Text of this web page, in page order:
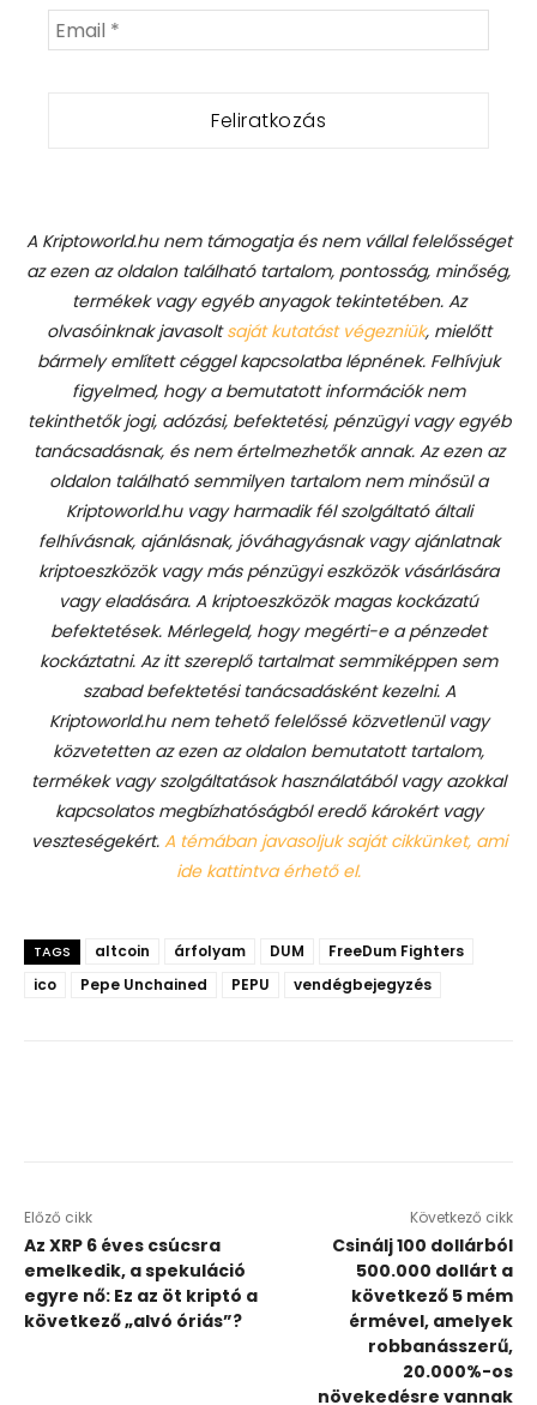
A Kriptoworld.hu nem támogatja és nem vállal felelősséget
az ezen az oldalon található tartalom, pontosság, minőség,
termékek vagy egyéb anyagok tekintetében. Az
olvasóinknak javasoltsaját kutatást végezniük, mielőtt
bármely említett céggel kapcsolatba lépnének. Felhívjuk
figyelmed, hogy a bemutatott információk nem
tekinthetők jogi, adózási, befektetési, pénzügyi vagy egyéb
tanácsadásnak, és nem értelmezhetők annak. Az ezen az
oldalon található semmilyen tartalom nem minősül a
Kriptoworld.hu vagy harmadik fél szolgáltató általi
felhívásnak, ajánlásnak, jóváhagyásnak vagy ajánlatnak
kriptoeszközök vagy más pénzügyi eszközök vásárlására
vagy eladására. A kriptoeszközök magas kockázatú
befektetések. Mérlegeld, hogy megérti-e a pénzedet
kockáztatni. Az itt szereplő tartalmat semmiképpen sem
szabad befektetési tanácsadásként kezelni. A
Kriptoworld.hu nem tehető felelőssé közvetlenül vagy
közvetetten az ezen az oldalon bemutatott tartalom,
termékek vagy szolgáltatások használatából vagy azokkal
kapcsolatos megbízhatóságból eredő károkért vagy
veszteségekért. A témában javasoljuk saját cikkünket, ami
ide kattintva érhető el.
TAGS altcoin árfolyam DUM
FreeDum Fighters
ico
Pepe Unchained PEPU vendégbejegyzés
Előző cikk
Az XRP 6 éves csúcsra
emelkedik, a spekuláció
egyre nő: Ez az öt kriptó a
következő „alvó óriás”?
Következő cikk
Csinálj 100 dollárból
500.000 dollárt a
következő 5 mém
érmével, amelyek
robbanásszerű,
20.000%-os
növekedésre vannak